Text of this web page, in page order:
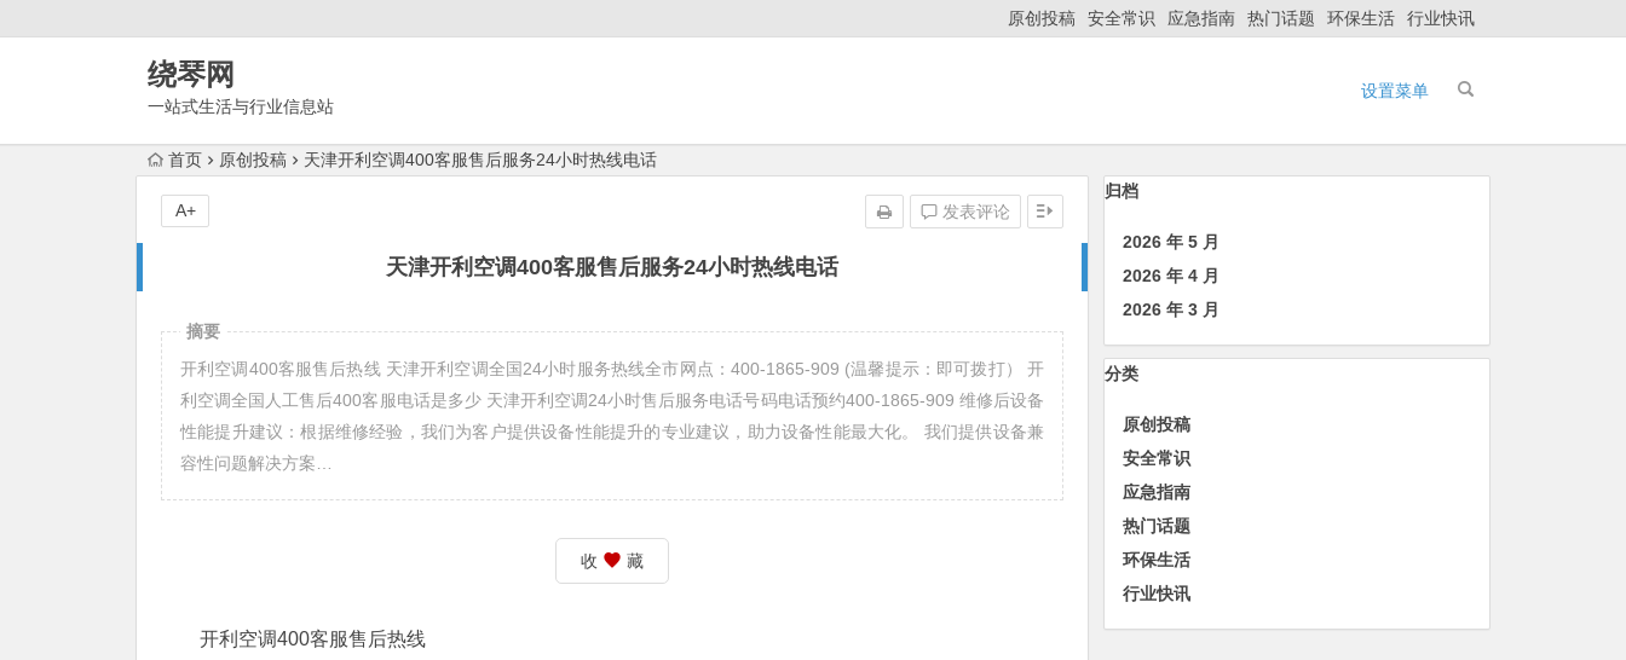
原创投稿 安全常识 应急指南 热门话题 环保生活 行业快讯
绕琴网
一站式生活与行业信息站
设置菜单
首页 原创投稿 天津开利空调400客服售后服务24小时热线电话
天津开利空调400客服售后服务24小时热线电话
发表评论
A+
摘要
开利空调400客服售后热线 天津开利空调全国24小时服务热线全市网点：400-1865-909 (温馨提示：即可拨打） 开
利空调全国人工售后400客服电话是多少 天津开利空调24小时售后服务电话号码电话预约400-1865-909 维修后设备
性能提升建议：根据维修经验，我们为客户提供设备性能提升的专业建议，助力设备性能最大化。 我们提供设备兼
容性问题解决方案…
收 藏
开利空调400客服售后热线
归档
2026 年 5 月
2026 年 4 月
2026 年 3 月
分类
原创投稿
安全常识
应急指南
热门话题
环保生活
行业快讯